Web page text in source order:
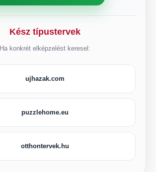
Kész típustervek
Ha konkrét elképzelést keresel:
ujhazak.com
puzzlehome.eu
otthontervek.hu